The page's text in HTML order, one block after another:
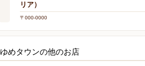
リア）
〒000-0000
ゆめタウンの他のお店